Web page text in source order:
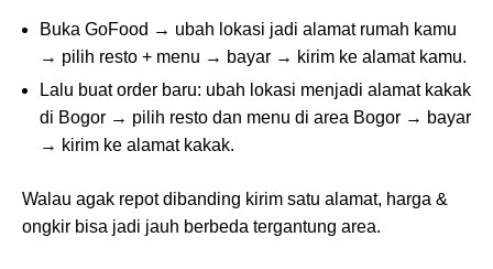
Buka GoFood → ubah lokasi jadi alamat rumah kamu
→ pilih resto + menu → bayar → kirim ke alamat kamu.
Lalu buat order baru: ubah lokasi menjadi alamat kakak
di Bogor → pilih resto dan menu di area Bogor → bayar
→ kirim ke alamat kakak.
Walau agak repot dibanding kirim satu alamat, harga &
ongkir bisa jadi jauh berbeda tergantung area.